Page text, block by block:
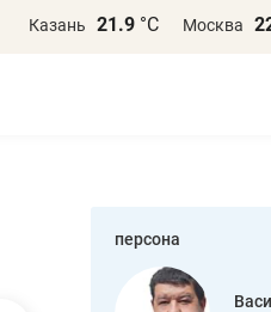
Казань 21.9 °С Москва
персона